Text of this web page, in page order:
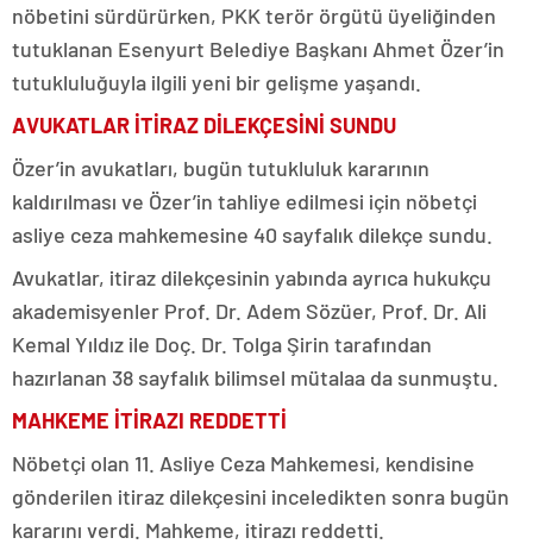
nöbetini sürdürürken, PKK terör örgütü üyeliğinden
tutuklanan Esenyurt Belediye Başkanı Ahmet Özer’in
tutukluluğuyla ilgili yeni bir gelişme yaşandı.
AVUKATLAR İTİRAZ DİLEKÇESİNİ SUNDU
Özer’in avukatları, bugün tutukluluk kararının
kaldırılması ve Özer’in tahliye edilmesi için nöbetçi
asliye ceza mahkemesine 40 sayfalık dilekçe sundu.
Avukatlar, itiraz dilekçesinin yabında ayrıca hukukçu
akademisyenler Prof. Dr. Adem Sözüer, Prof. Dr. Ali
Kemal Yıldız ile Doç. Dr. Tolga Şirin tarafından
hazırlanan 38 sayfalık bilimsel mütalaa da sunmuştu.
MAHKEME İTİRAZI REDDETTİ
Nöbetçi olan 11. Asliye Ceza Mahkemesi, kendisine
gönderilen itiraz dilekçesini inceledikten sonra bugün
kararını verdi. Mahkeme, itirazı reddetti.